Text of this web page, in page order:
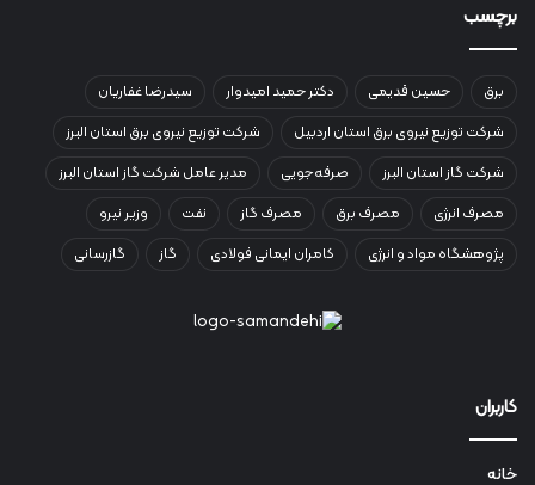
برچسب
برق حسین قدیمی دکتر حمید امیدوار
سیدرضا غفاریان
شرکت توزیع نیروی برق استان اردبیل
شرکت توزیع نیروی برق استان البرز
شرکت گاز استان البرز
صرفه‌جویی
مدیر عامل شرکت گاز استان البرز
مصرف انرژی
مصرف برق مصرف گاز نفت
وزیر نیرو
پژوهشگاه مواد و انرژی
کامران ایمانی فولادی گاز گازرسانی
کاربران
خانه